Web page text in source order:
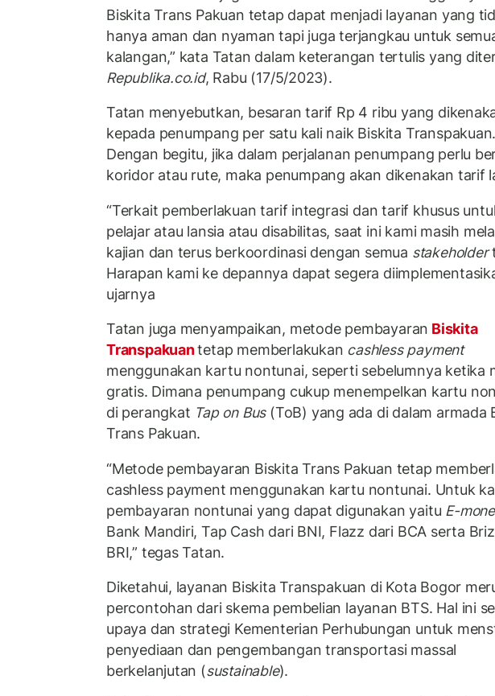
Biskita Trans Pakuan tetap dapat menjadi layanan yang
hanya aman dan nyaman tapi juga terjangkau untuk
kalangan,” kata Tatan dalam keterangan tertulis yang
Republika.co.id, Rabu (17/5/2023).
Tatan menyebutkan, besaran tarif Rp 4 ribu yang
kepada penumpang per satu kali naik Biskita Transpakuan.
Dengan begitu, jika dalam perjalanan penumpang perlu
koridor atau rute, maka penumpang akan dikenakan tarif
“Terkait pemberlakuan tarif integrasi dan tarif khusus
pelajar atau lansia atau disabilitas, saat ini kami masih
kajian dan terus berkoordinasi dengan semua stakeholder
Harapan kami ke depannya dapat segera
ujarnya
Tatan juga menyampaikan, metode pembayaran Biskita
Transpakuantetap memberlakukan cashless payment
menggunakan kartu nontunai, seperti sebelumnya ketika
gratis. Dimana penumpang cukup menempelkan kartu
di perangkat Tap on Bus(ToB) yang ada di dalam armada
Trans Pakuan.
“Metode pembayaran Biskita Trans Pakuan tetap
cashless payment menggunakan kartu nontunai. Untuk
pembayaran nontunai yang dapat digunakan yaitu E-
Bank Mandiri, Tap Cash dari BNI, Flazz dari BCA serta
BRI,” tegas Tatan.
Diketahui, layanan Biskita Transpakuan di Kota Bogor
percontohan dari skema pembelian layanan BTS. Hal ini
upaya dan strategi Kementerian Perhubungan untuk
penyediaan dan pengembangan transportasi massal
berkelanjutan (sustainable).